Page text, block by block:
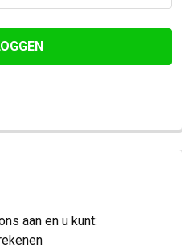
aan en u kunt: